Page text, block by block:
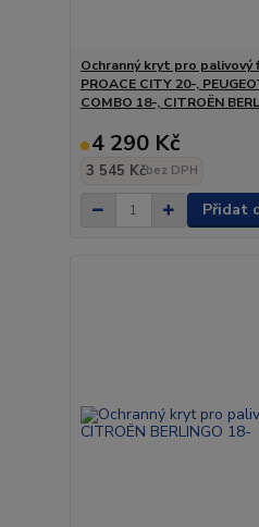
Ochranný kryt pro palivový
PROACE CITY 20-,
COMBO 18-, CITROËN
4 290 Kč
3 545 Kčbez DPH
Přidat